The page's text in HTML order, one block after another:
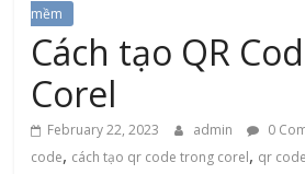
mềm
Cách tạo QR
Corel
February 22, 2023 admin 0
code, cách tạo qr code trong corel, qr